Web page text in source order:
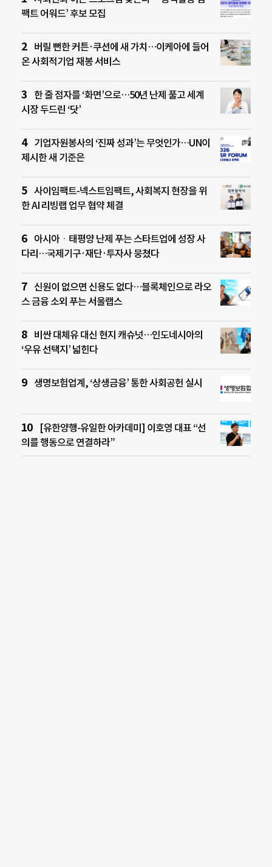
팩트 어워드’ 후보 모집
버릴 뻔한 커튼·쿠션에 새 가치…이케아에 들어
온 사회적기업 재봉 서비스
한 줄 점자를 ‘화면’으로…50년 난제 풀고 세계
시장 두드린 ‘닷’
기업자원봉사의 ‘진짜 성과’는 무엇인가…UN이
제시한 새 기준은
사이임팩트-넥스트임팩트, 사회복지 현장을 위
한 AI 리빙랩 업무 협약 체결
아시아ㆍ태평양 난제 푸는 스타트업에 성장 사
다리…국제기구·재단·투자사 뭉쳤다
신원이 없으면 신용도 없다…블록체인으로 라오
스 금융 소외 푸는 서울랩스
비싼 대체유 대신 현지 캐슈넛…인도네시아의
‘우유 선택지’ 넓힌다
생명보험업계, ‘상생금융’ 통한 사회공헌 실시
[유한양행-유일한 아카데미] 이호영 대표 “선
의를 행동으로 연결하라”